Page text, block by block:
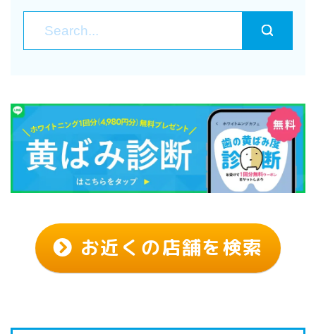
お近くの店舗を検索